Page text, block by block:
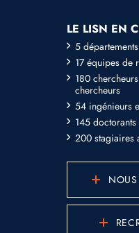
LE LISN EN
5 départements
17 équipes de
180
chercheurs
54 ingénieurs
145 doctorants
200 stagiaires